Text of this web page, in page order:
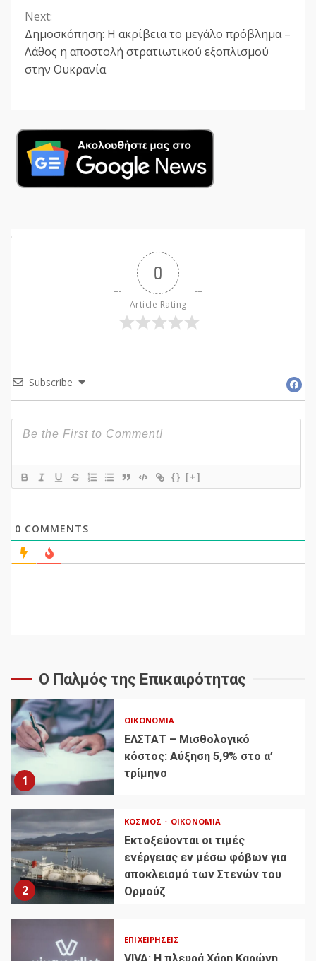
Next:
Δημοσκόπηση: Η ακρίβεια το μεγάλο πρόβλημα –
Λάθος η αποστολή στρατιωτικού εξοπλισμού
στην Ουκρανία
0
Article Rating
Subscribe
{} [+]
0 COMMENTS
Ο Παλμός της Επικαιρότητας
1
ΟΙΚΟΝΟΜΊΑ
ΕΛΣΤΑΤ – Μισθολογικό
κόστος: Αύξηση 5,9% στο α’
τρίμηνο
2
ΚΌΣΜΟΣ ΟΙΚΟΝΟΜΊΑ
Εκτοξεύονται οι τιμές
ενέργειας εν μέσω φόβων για
αποκλεισμό των Στενών του
Ορμούζ
ΕΠΙΧΕΙΡΉΣΕΙΣ